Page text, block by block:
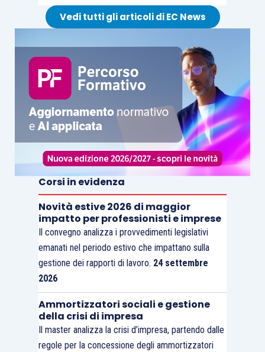
Vedi tutti gli articoli di EC News
Corsi in evidenza
Novità estive 2026 di maggior
impatto per professionisti e imprese
Il convegno analizza i provvedimenti legislativi
emanati nel periodo estivo che impattano sulla
gestione dei rapporti di lavoro. 24 settembre
2026
Ammortizzatori sociali e gestione
della crisi di impresa
Il master analizza la crisi d’impresa, partendo dalle
regole per la concessione degli ammortizzatori